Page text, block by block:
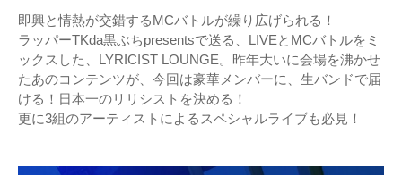
即興と情熱が交錯するMCバトルが繰り広げられる！
ラッパーTKda黒ぶちpresentsで送る、LIVEとMCバトルをミ
ックスした、LYRICIST LOUNGE。昨年大いに会場を沸かせ
たあのコンテンツが、今回は豪華メンバーに、生バンドで届
ける！日本一のリリシストを決める！
更に3組のアーティストによるスペシャルライブも必見！